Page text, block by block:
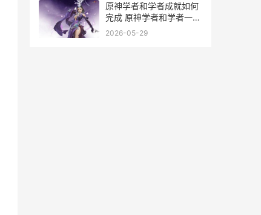
原神学者和学者成就如何
完成 原神学者和学者一样
吗
2026-05-29